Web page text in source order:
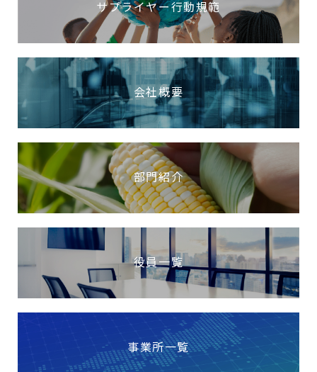
サプライヤー行動規範
会社概要
部門紹介
役員一覧
事業所一覧